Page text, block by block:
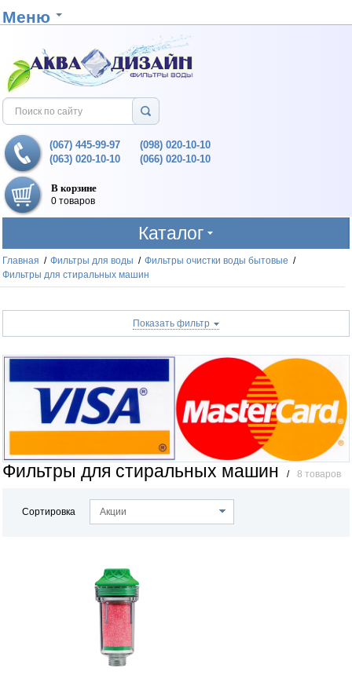
Меню
(067) 445-99-97
(063) 020-10-10
(098) 020-10-10
(066) 020-10-10
В корзине
0 товаров
Каталог
Главная / Фильтры для воды / Фильтры очистки воды бытовые /
Фильтры для стиральных машин
Показать фильтр
Фильтры для стиральных машин / 8 товаров
Сортировка Акции